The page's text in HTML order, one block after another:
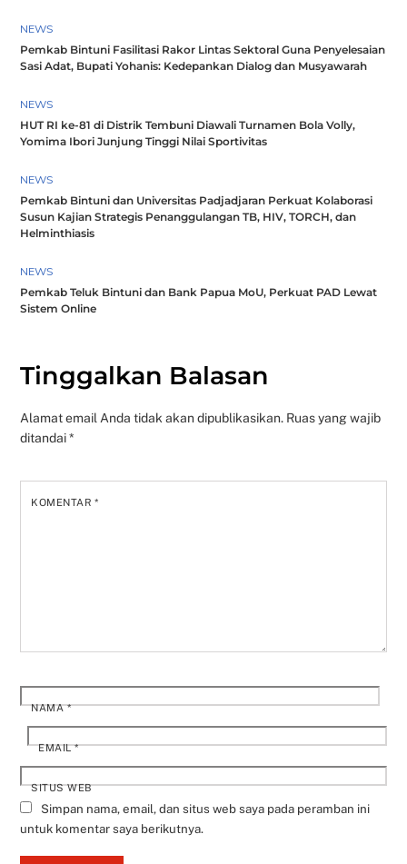
NEWS
Pemkab Bintuni Fasilitasi Rakor Lintas Sektoral Guna Penyelesaian
Sasi Adat, Bupati Yohanis: Kedepankan Dialog dan Musyawarah
NEWS
HUT RI ke-81 di Distrik Tembuni Diawali Turnamen Bola Volly,
Yomima Ibori Junjung Tinggi Nilai Sportivitas
NEWS
Pemkab Bintuni dan Universitas Padjadjaran Perkuat Kolaborasi
Susun Kajian Strategis Penanggulangan TB, HIV, TORCH, dan
Helminthiasis
NEWS
Pemkab Teluk Bintuni dan Bank Papua MoU, Perkuat PAD Lewat
Sistem Online
Tinggalkan Balasan
Alamat email Anda tidak akan dipublikasikan. Ruas yang wajib
ditandai*
KOMENTAR*
NAMA*
EMAIL*
SITUS WEB
Simpan nama, email, dan situs web saya pada peramban ini
untuk komentar saya berikutnya.